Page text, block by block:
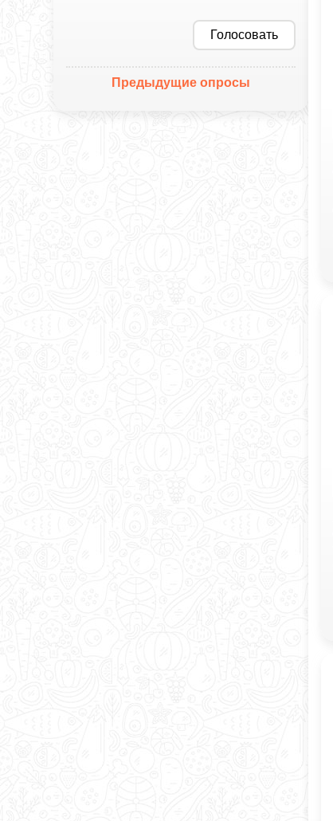
Голосовать
Предыдущие опросы